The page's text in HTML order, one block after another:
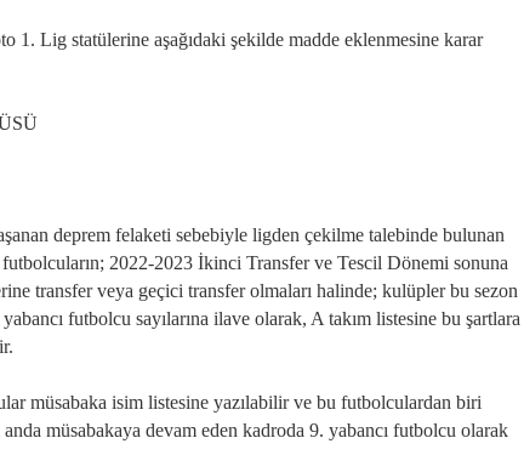
1. Lig statülerine aşağıdaki şekilde madde eklenmesine karar
deprem felaketi sebebiyle ligden çekilme talebinde bulunan
2022-2023 İkinci Transfer ve Tescil Dönemi sonuna
transfer veya geçici transfer olmaları halinde; kulüpler bu sezon
futbolcu sayılarına ilave olarak, A takım listesine bu şartlara
müsabaka isim listesine yazılabilir ve bu futbolculardan biri
müsabakaya devam eden kadroda 9. yabancı futbolcu olarak